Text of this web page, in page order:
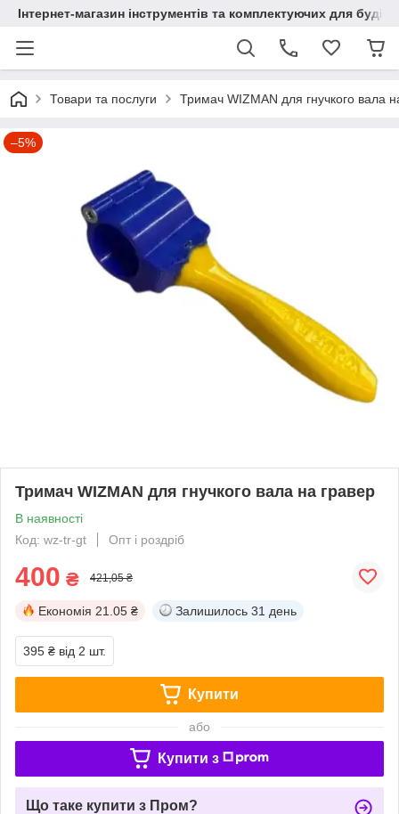
Інтернет-магазин інструментів та комплектуючих для
Товари та послуги Тримач WIZMAN для гнучкого вала
–5%
Тримач WIZMAN для гнучкого вала на гравер
В наявності
Код: wz-tr-gt
Опт і роздріб
400 ₴ 421,05 ₴
Економія 21.05 ₴ Залишилось 31 день
395 ₴ від 2 шт.
Купити
або
Купити з
Що таке купити з Пром?